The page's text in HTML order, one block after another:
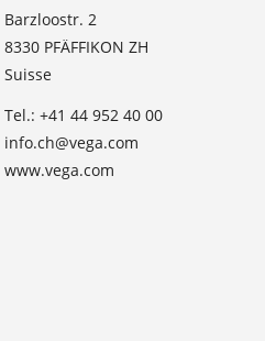
Barzloostr. 2
8330 PFÄFFIKON ZH
Suisse
Tel.: +41 44 952 40 00
info.ch@vega.com
www.vega.com